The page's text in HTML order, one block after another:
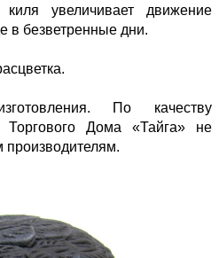
увеличивает движение
в безветренные дни.
По качеству
Торгового Дома «Тайга» не
производителям.